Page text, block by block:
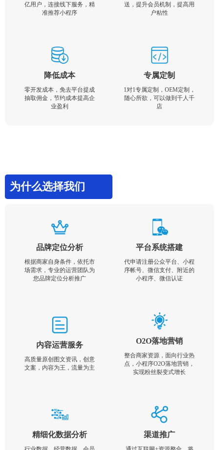
亿用户，连接线下服务，精
准推荐小程序
送，提升会员机制，提高用
户粘性
降低成本
零开发成本，免去平台提成
抽取佣金，节约成本提高企
业盈利
专属定制
1对1专属定制，OEM定制，
随心所欲，可以做到千人千
店
为什么选择我们
品牌定位分析
根据商家自身条件，依托市
场需求，专业的运营团队为
您品牌定位分析推广
平台系统搭建
代申请注册公众平台、小程
序帐号、微信支付、附近的
小程序、微信认证
内容运营服务
高质量原创图文资讯，创意
文案，内容为王，流量为主
O2O落地营销
整合商家资源，面向行业热
点，小程序O2O落地营销，
实现粉丝裂变式增长
精细化数据分析 渠道推广